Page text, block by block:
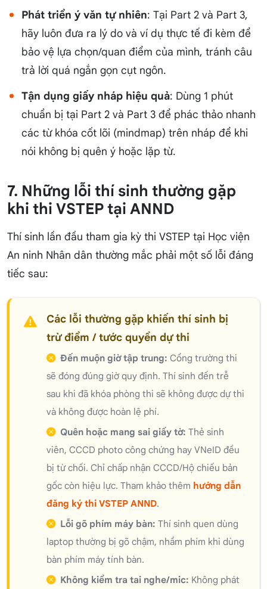
Phát triển ý văn tự nhiên: Tại Part 2 và Part 3,
hãy luôn đưa ra lý do và ví dụ thực tế đi kèm để
bảo vệ lựa chọn/quan điểm của mình, tránh câu
trả lời quá ngắn gọn cụt ngôn.
Tận dụng giấy nháp hiệu quả: Dùng 1 phút
chuẩn bị tại Part 2 và Part 3 để phác thảo nhanh
các từ khóa cốt lõi (mindmap) trên nháp để khi
nói không bị quên ý hoặc lặp từ.
7. Những lỗi thí sinh thường gặp
khi thi VSTEP tại ANND
Thí sinh lần đầu tham gia kỳ thi VSTEP tại Học viện
An ninh Nhân dân thường mắc phải một số lỗi đáng
tiếc sau:
Các lỗi thường gặp khiến thí sinh bị
trừ điểm / tước quyền dự thi
Đến muộn giờ tập trung: Cổng trường thi
sẽ đóng đúng giờ quy định. Thí sinh đến trễ
sau khi đã khóa phòng thi sẽ không được dự thi
và không được hoàn lệ phí.
Quên hoặc mang sai giấy tờ: Thẻ sinh
viên, CCCD photo công chứng hay VNeID đều
bị từ chối. Chỉ chấp nhận CCCD/Hộ chiếu bản
gốc còn hiệu lực. Tham khảo thêm hướng dẫn
đăng ký thi VSTEP ANND.
Lỗi gõ phím máy bàn: Thí sinh quen dùng
laptop thường bị gõ chậm, nhầm phím khi dùng
bàn phím máy tính bàn.
Không kiểm tra tai nghe/mic: Không phát